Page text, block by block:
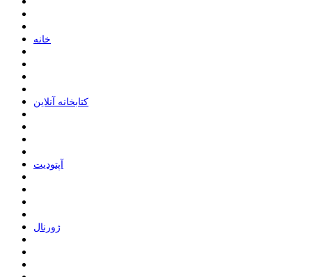
ﺧﺎﻧﻪ
ﮐﺘﺎﺑﺨﺎﻧﻪ ﺁﻧﻼﯾﻦ
ﺁﭘﺘﻮﺩﯾﺖ
ﮊﻭﺭﻧﺎﻝ